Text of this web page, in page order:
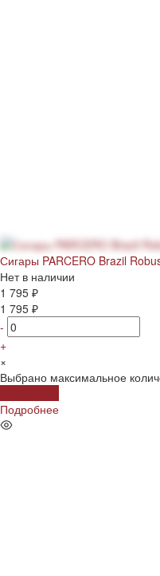
Сигары PARCERO Brazil
Нет в наличии
1 795 ₽
1 795 ₽
-
+
×
Выбрано максимальное
Подробнее